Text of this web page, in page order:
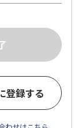
登録する